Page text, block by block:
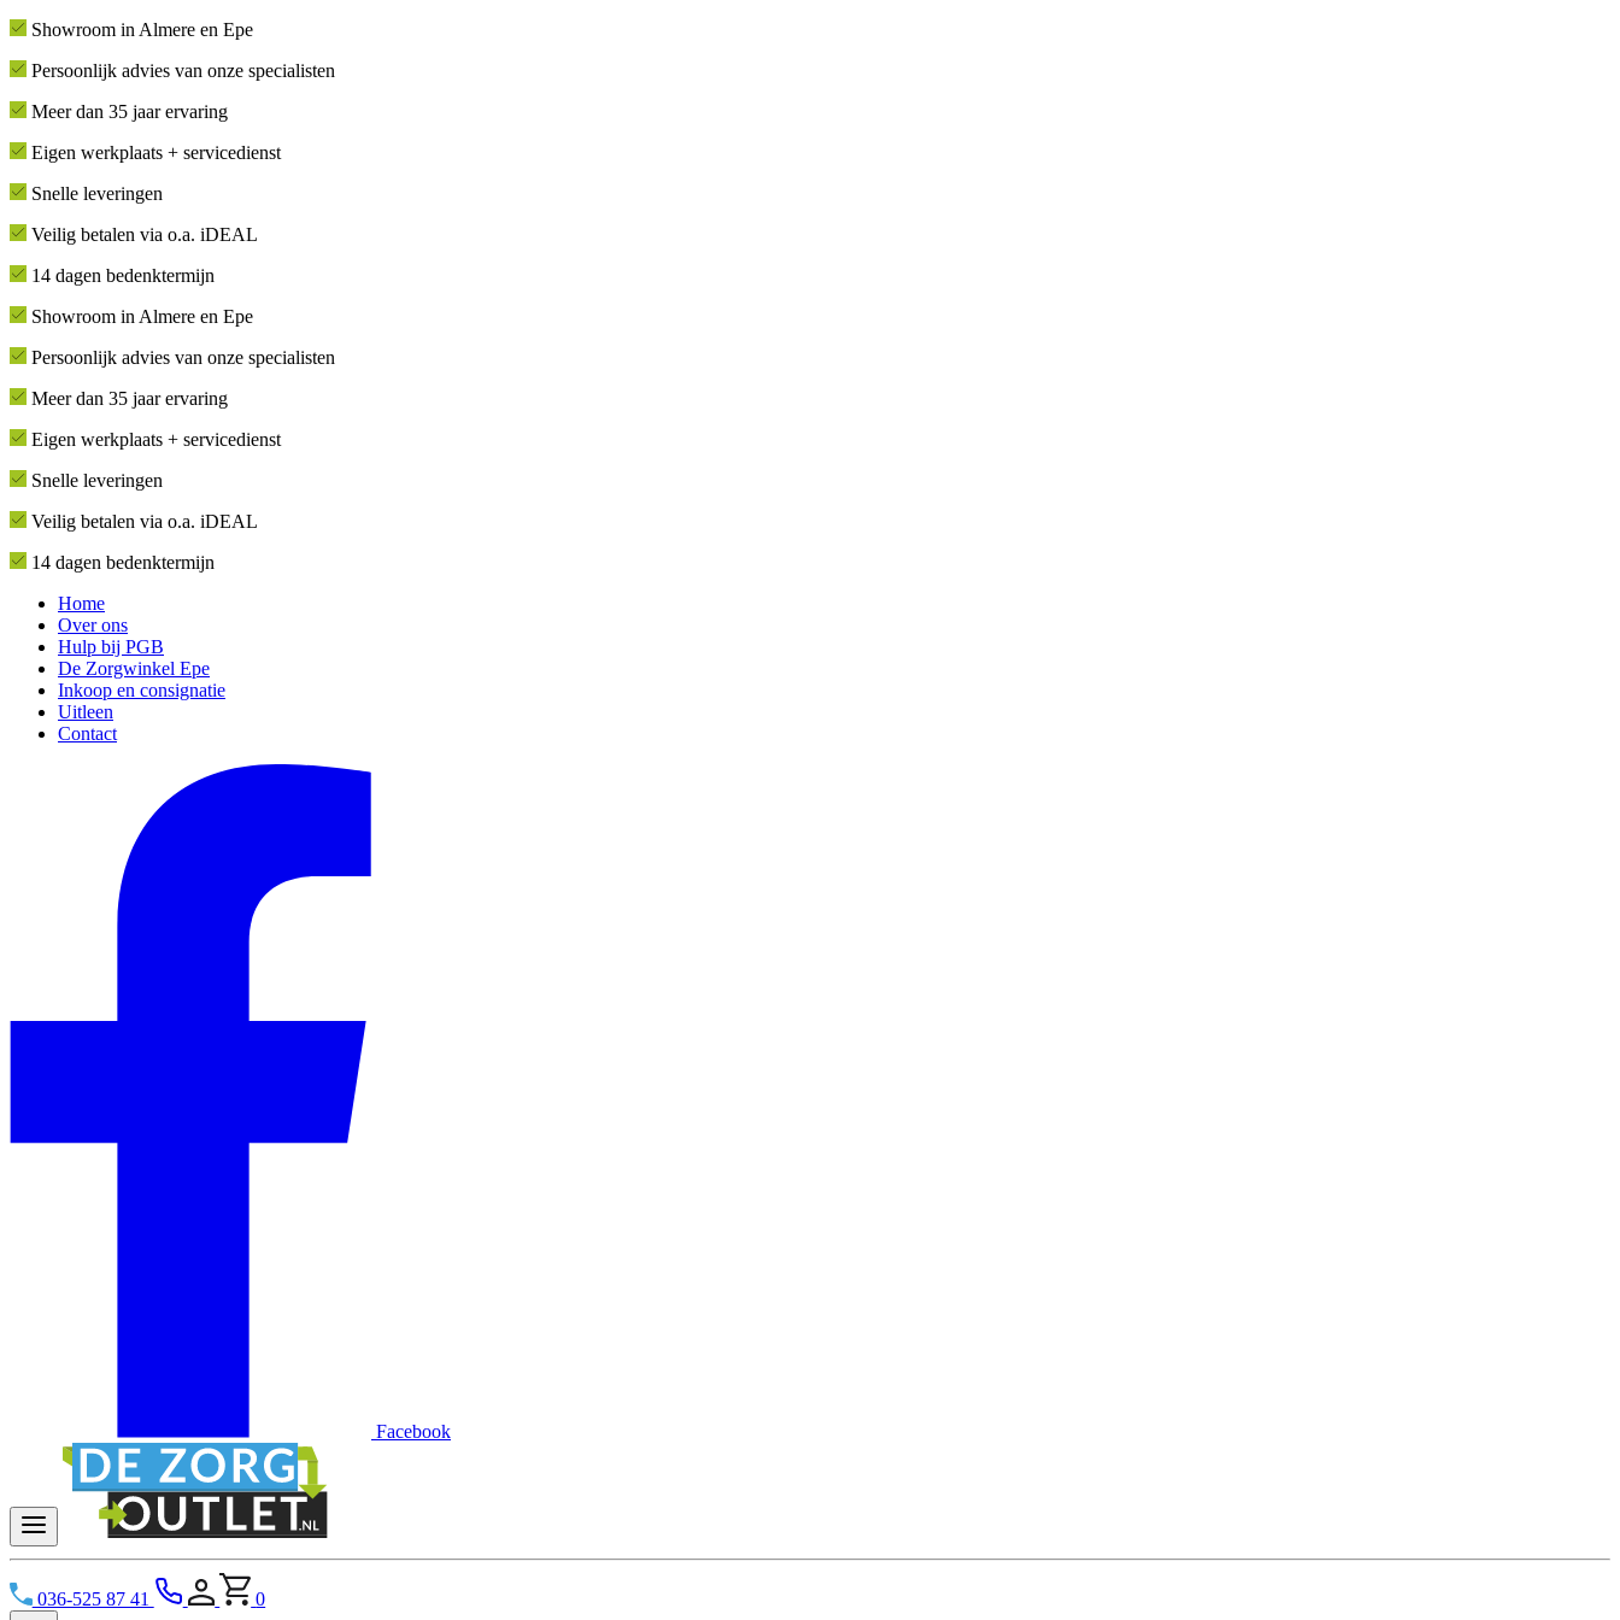
Showroom in Almere en Epe
Persoonlijk advies van onze specialisten
Meer dan 35 jaar ervaring
Eigen werkplaats + servicedienst
Snelle leveringen
Veilig betalen via o.a. iDEAL
14 dagen bedenktermijn
Showroom in Almere en Epe
Persoonlijk advies van onze specialisten
Meer dan 35 jaar ervaring
Eigen werkplaats + servicedienst
Snelle leveringen
Veilig betalen via o.a. iDEAL
14 dagen bedenktermijn
Home
Over ons
Hulp bij PGB
De Zorgwinkel Epe
Inkoop en consignatie
Uitleen
Contact
Facebook
036-525 87 41 0